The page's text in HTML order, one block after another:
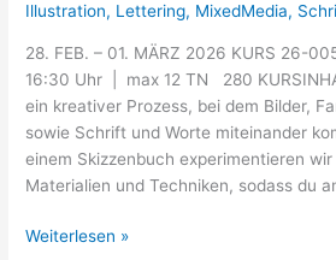
Illustration, Lettering, MixedMedia,
28. FEB. – 01. MÄRZ 2026 KURS 26-
16:30 Uhr | max 12 TN 280
ein kreativer Prozess, bei dem Bilder,
sowie Schrift und Worte miteinander
einem Skizzenbuch experimentieren
Materialien und Techniken, sodass du
Weiterlesen »